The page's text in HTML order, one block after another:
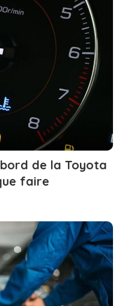
de la Toyota
faire